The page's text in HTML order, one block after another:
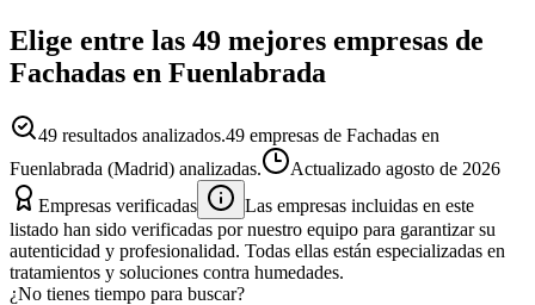
Elige entre las 49 mejores empresas de
Fachadas en Fuenlabrada
49 resultados analizados.49 empresas de Fachadas en
Fuenlabrada (Madrid) analizadas.
Actualizado agosto de 2026
Empresas verificadas
Las empresas incluidas en este
listado han sido verificadas por nuestro equipo para garantizar su
autenticidad y profesionalidad. Todas ellas están especializadas en
tratamientos y soluciones contra humedades.
¿No tienes tiempo para buscar?